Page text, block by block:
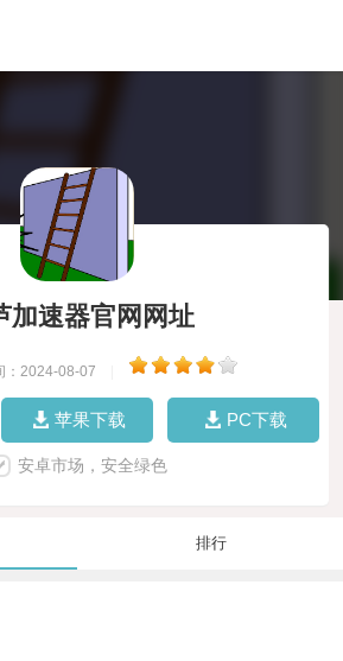
加速器官网网址
：2024-08-07
苹果下载 PC下载
安卓市场，安全绿色
排行